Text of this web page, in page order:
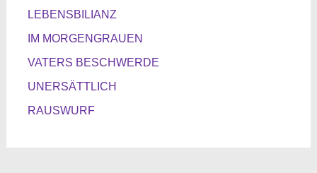
LEBENSBILIANZ
IM MORGENGRAUEN
VATERS BESCHWERDE
UNERSÄTTLICH
RAUSWURF